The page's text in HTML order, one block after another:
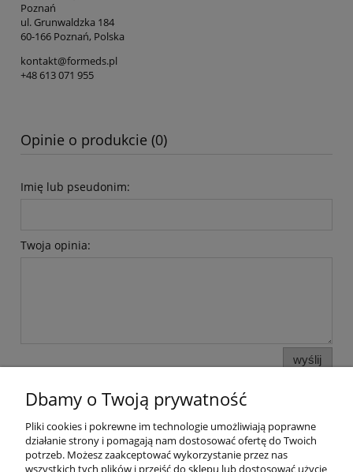
Poznań
ul. Grunwaldzka 184
60-166 Poznań, Polska
kontakt@formeds.pl
+48 613 071 955
Opinie o produkcie (0)
Imię lub pseudonim:
Twoja opinia:
wyślij
Pomoc
Dbamy o Twoją prywatność
Pliki cookies i pokrewne im technologie umożliwiają poprawne
działanie strony i pomagają nam dostosować ofertę do Twoich
potrzeb. Możesz zaakceptować wykorzystanie przez nas
wszystkich tych plików i przejść do sklepu lub dostosować użycie